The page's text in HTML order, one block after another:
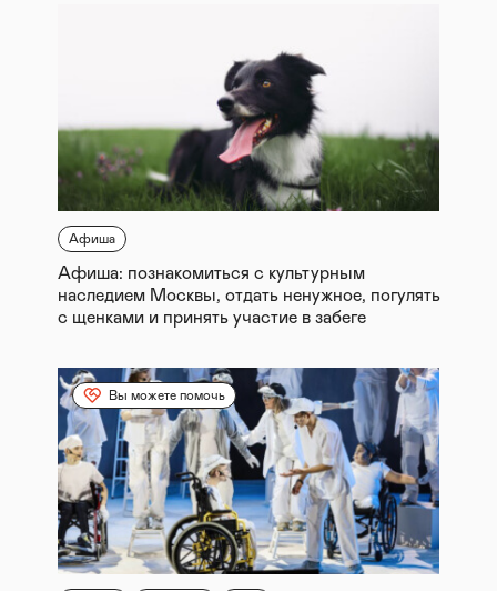
Афиша
Афиша: познакомиться с культурным
наследием Москвы, отдать ненужное, погулять
с щенками и принять участие в забеге
Вы можете помочь